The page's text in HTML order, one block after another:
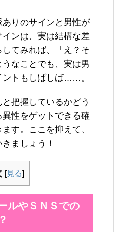
りのサインと男性が
ンは、実は結構な差
てみれば、「え？そ
なことでも、実は男
ントもしばしば……。
把握しているかどう
性をゲットできる確
す。ここを抑えて、
ましょう！
[見る]
ルやＳＮＳでの